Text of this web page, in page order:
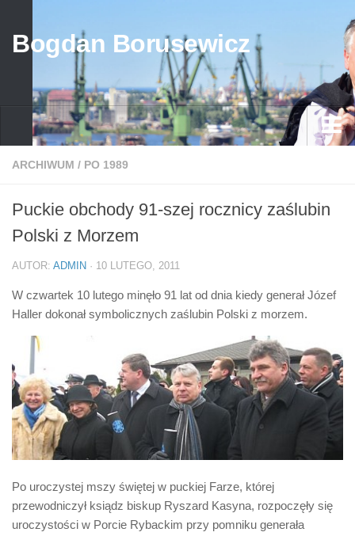
Bogdan Borusewicz
Aktualności
przed 1989
po 1989
Media
Galeria
Polecane
Senat
Platforma Obywatelska
Fundacja Batorego
ARCHIWUM / PO 1989
Puckie obchody 91-szej rocznicy zaślubin
Polski z Morzem
AUTOR: ADMIN · 10 LUTEGO, 2011
W czwartek 10 lutego minęło 91 lat od dnia kiedy generał Józef
Haller dokonał symbolicznych zaślubin Polski z morzem.
Po uroczystej mszy świętej w puckiej Farze, której
przewodniczył ksiądz biskup Ryszard Kasyna, rozpoczęły się
uroczystości w Porcie Rybackim przy pomniku generała